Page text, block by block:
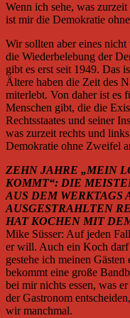
Wenn ich sehe, was
ist mir die Demokratie
Wir sollten aber eines
die Wiederbelebung der
gibt es erst seit 1949. Das
Ältere haben die Zeit des
miterlebt. Von daher ist es
Menschen gibt, die die
Rechtsstaates und seiner
was zurzeit rechts und
Demokratie ohne Zweifel
ZEHN JAHRE „MEIN
KOMMT“: DIE
AUS DEM
AUSGESTRAHLTEN
HAT KOCHEN MIT
Mike Süsser: Auf jeden
er will. Auch ein Koch
gestehe ich meinen
bekommt eine große
bei mir nichts essen, was
der Gastronom
wir manchmal.